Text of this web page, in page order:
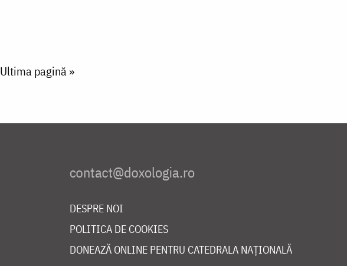
Last page
Ultima pagină »
DESPRE NOI
POLITICA DE COOKIES
DONEAZĂ ONLINE PENTRU CATEDRALA NAȚIONALĂ